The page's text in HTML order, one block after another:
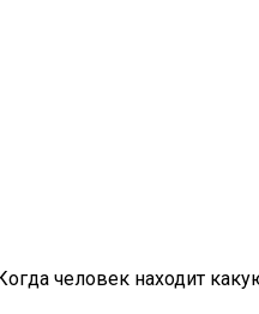
человек находит